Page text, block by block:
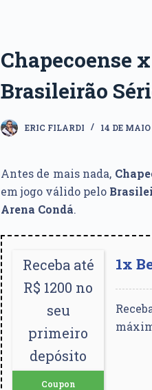
Chapecoense
Brasileirão
ERIC FILARDI 14 DE MAIO
Antes de mais nada,
em jogo válido pelo
Arena Condá.
Receba até
R$ 1200 no
seu
primeiro
depósito
Coupon
1x